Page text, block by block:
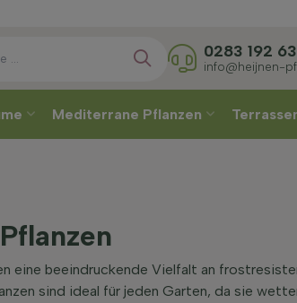
0283 192
info@heijnen-
Mediterrane Pflanzen
eine beeindruckende Vielfalt an
sind ideal für jeden Garten, da sie